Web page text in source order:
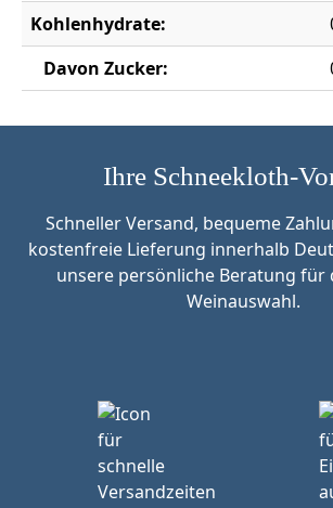
Kohlenhydrate:
Davon Zucker:
Ihre Schneekloth-
Schneller Versand, bequeme
kostenfreie Lieferung innerhalb
unsere persönliche Beratung für
Weinauswahl.